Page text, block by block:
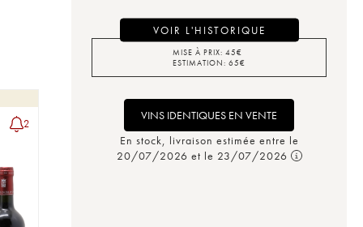
2
VOIR L'HISTORIQUE
MISE À PRIX: 45€
ESTIMATION: 65€
VINS IDENTIQUES EN VENTE
En stock, livraison estimée entre le
20/07/2026 et le 23/07/2026